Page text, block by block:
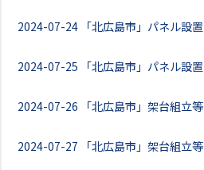
2024-07-24 「北広島市」パネル設置
2024-07-25 「北広島市」パネル設置
2024-07-26 「北広島市」架台組立等
2024-07-27 「北広島市」架台組立等